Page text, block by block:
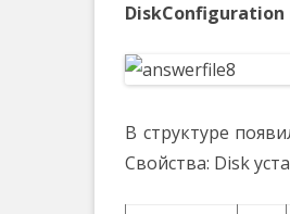
DiskConfiguration
В структуре
Свойства: Disk